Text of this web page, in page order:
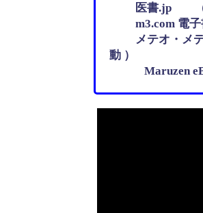
医書.jp （ 外
m3.com 電子
メテオ・メデ
動 ）
Maruzen